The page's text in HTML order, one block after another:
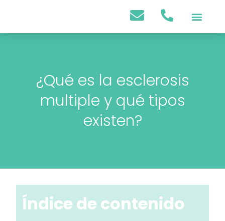
¿Qué es la esclerosis
multiple y qué tipos
existen?
Índice de contenido